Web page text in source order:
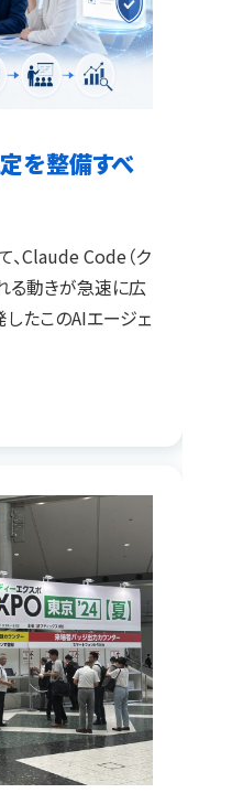
を整備すべ
、Claude Code（ク
る動きが急速に広
たこのAIエージェ